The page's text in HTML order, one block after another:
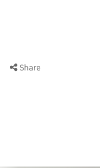
Share